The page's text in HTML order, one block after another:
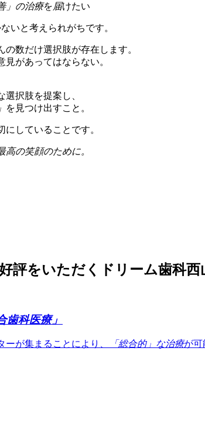
」 の治療を届けたい
いと考えられがちです。
の数だけ選択肢が存在します。
があってはならない。
選択肢を提案し、
を見つけ出すこと。
にしていることです。
高の笑顔のために。
歯科医療」
が集まることにより、 「総合的」な治療が可